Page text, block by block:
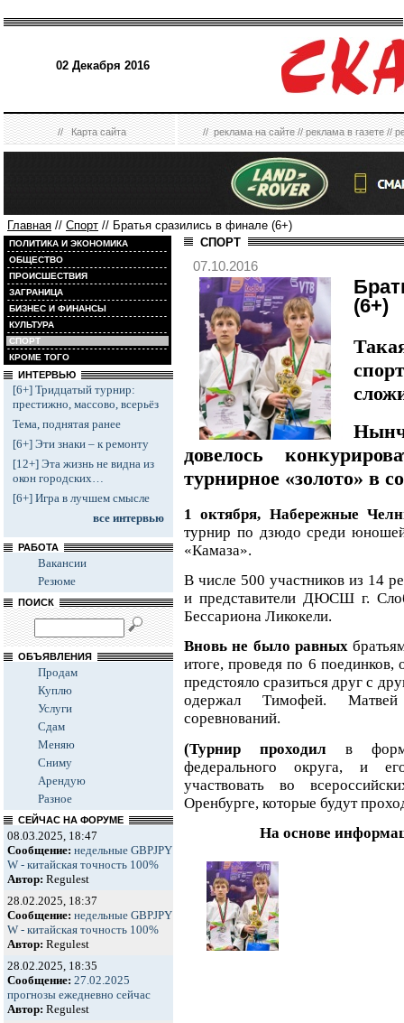
02 Декабря 2016
//Карта сайта //реклама на сайте//реклама в газете//
Главная // Спорт // Братья сразились в финале (6+)
ПОЛИТИКА И ЭКОНОМИКА
ОБЩЕСТВО
ПРОИСШЕСТВИЯ
ЗАГРАНИЦА
БИЗНЕС И ФИНАНСЫ
КУЛЬТУРА
СПОРТ
КРОМЕ ТОГО
ИНТЕРВЬЮ
[6+] Тридцатый турнир:
престижно, массово, всерьёз
Тема, поднятая ранее
[6+] Эти знаки – к ремонту
[12+] Эта жизнь не видна из
окон городских…
[6+] Игра в лучшем смысле
все интервью
РАБОТА
Вакансии
Резюме
ПОИСК
ОБЪЯВЛЕНИЯ
Продам
Куплю
Услуги
Сдам
Меняю
Сниму
Арендую
Разное
СЕЙЧАС НА ФОРУМЕ
08.03.2025, 18:47
Сообщение: недельные GBPJPY
W - китайская точность 100%
Автор: Regulest
28.02.2025, 18:37
Сообщение: недельные GBPJPY
W - китайская точность 100%
Автор: Regulest
28.02.2025, 18:35
Сообщение: 27.02.2025
прогнозы ежедневно сейчас
Автор: Regulest
СПОРТ
07.10.2016
(6+)
довелось
турнирное «золото» в
1 октября, Набережные
турнир по дзюдо среди
«Камаза».
В числе 500 участников из 14
и представители ДЮСШ г.
Бессариона Ликокели.
Вновь не было равных
итоге, проведя по 6
предстояло сразиться друг с
одержал Тимофей.
соревнований.
(Турнир проходил в
федерального округа, и
участвовать во
Оренбурге, которые будут
На основе